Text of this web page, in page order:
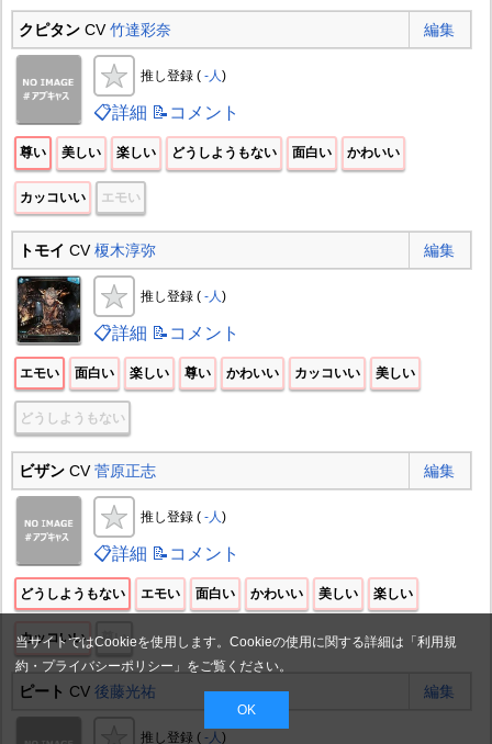
クピタンCV竹達彩奈 編集
推し登録 ( -人)
📋詳細 📝コメント
尊い 美しい 楽しい どうしようもない 面白い かわいい
カッコいい エモい
トモイ CV榎木淳弥 編集
推し登録 ( -人)
📋詳細 📝コメント
エモい 面白い 楽しい 尊い かわいい カッコいい 美しい
どうしようもない
ビザンCV菅原正志 編集
推し登録 ( -人)
📋詳細 📝コメント
どうしようもない エモい 面白い かわいい 美しい 楽しい
カッコいい 尊い
ピート CV 後藤光祐 編集
推し登録 ( -人 )
当サイトではCookieを使用します。Cookieの使用に関する詳細は「利用規
約・プライバシーポリシー 」をご覧ください。
OK